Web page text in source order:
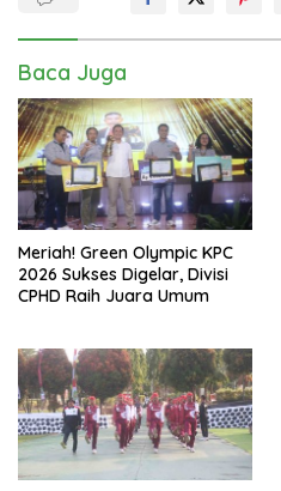
Baca Juga
Meriah! Green Olympic KPC
2026 Sukses Digelar, Divisi
CPHD Raih Juara Umum